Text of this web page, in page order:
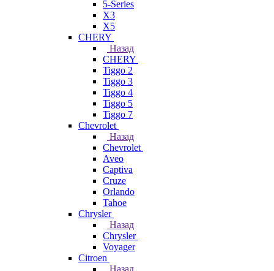
5-Series
X3
X5
CHERY
Назад
CHERY
Tiggo 2
Tiggo 3
Tiggo 4
Tiggo 5
Tiggo 7
Chevrolet
Назад
Chevrolet
Aveo
Captiva
Cruze
Orlando
Tahoe
Chrysler
Назад
Chrysler
Voyager
Citroen
Назад